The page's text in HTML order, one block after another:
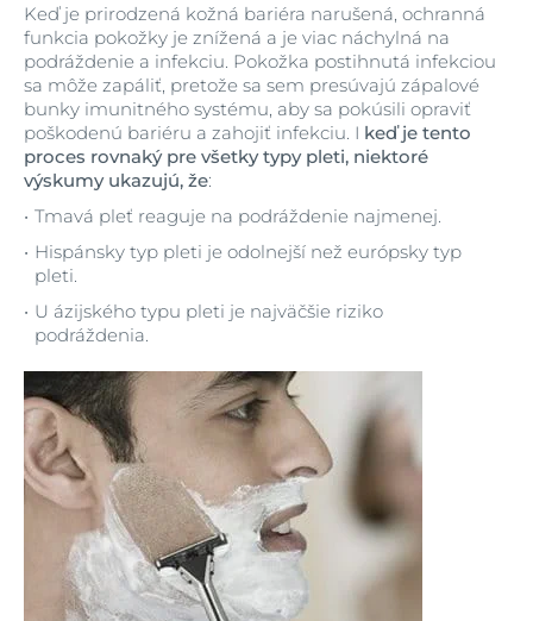
Keď je prirodzená kožná bariéra narušená, ochranná
funkcia pokožky je znížená a je viac náchylná na
podráždenie a infekciu. Pokožka postihnutá infekciou
sa môže zapáliť, pretože sa sem presúvajú zápalové
bunky imunitného systému, aby sa pokúsili opraviť
poškodenú bariéru a zahojiť infekciu. I keď je tento
proces rovnaký pre všetky typy pleti, niektoré
výskumy ukazujú, že:
Tmavá pleť reaguje na podráždenie najmenej.
Hispánsky typ pleti je odolnejší než európsky typ
pleti.
U ázijského typu pleti je najväčšie riziko
podráždenia.